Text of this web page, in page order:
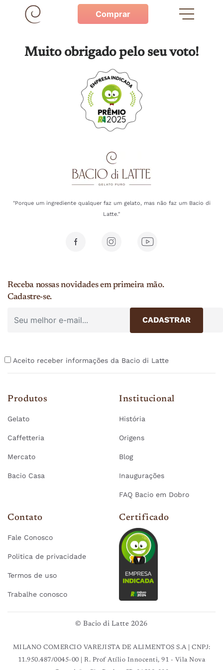
Comprar
Muito obrigado pelo seu voto!
"Porque um ingrediente qualquer faz um gelato, mas não faz um Bacio di
Latte."
Receba nossas novidades em primeira mão.
Cadastre-se.
Aceito receber informações da Bacio di Latte
Produtos
Gelato
Caffetteria
Mercato
Bacio Casa
Institucional
História
Origens
Blog
Inaugurações
FAQ Bacio em Dobro
Contato
Fale Conosco
Politica de privacidade
Termos de uso
Trabalhe conosco
Certificado
© Bacio di Latte 2026
MILANO COMERCIO VAREJISTA DE ALIMENTOS S.A | CNPJ:
11.950.487/0045-00 | R. Prof Atílio Innocenti, 91 - Vila Nova